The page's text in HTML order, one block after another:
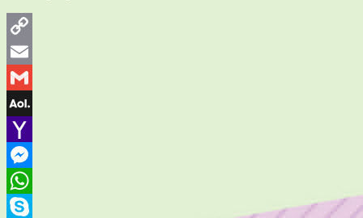
Copy
Link
Email
Gmail
AOL
Mail
Yahoo
Mail
Messenger
WhatsApp